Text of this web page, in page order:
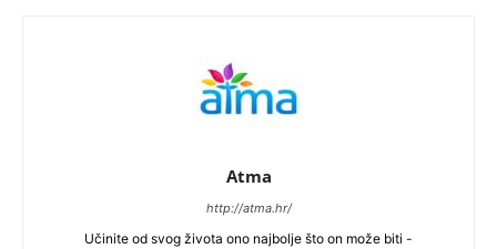
Atma
http://atma.hr/
Učinite od svog života ono najbolje što on može biti -